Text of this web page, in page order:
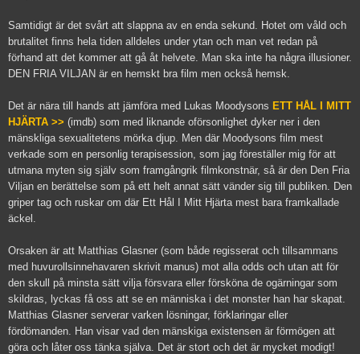
Samtidigt är det svårt att slappna av en enda sekund. Hotet om våld och
brutalitet finns hela tiden alldeles under ytan och man vet redan på
förhand att det kommer att gå åt helvete. Man ska inte ha några illusioner.
DEN FRIA VILJAN är en hemskt bra film men också hemsk.
Det är nära till hands att jämföra med Lukas Moodysons ETT HÅL I MITT
HJÄRTA >> (imdb) som med liknande oförsonlighet dyker ner i den
mänskliga sexualitetens mörka djup. Men där Moodysons film mest
verkade som en personlig terapisession, som jag föreställer mig för att
utmana myten sig själv som framgångrik filmkonstnär, så är den Den Fria
Viljan en berättelse som på ett helt annat sätt vänder sig till publiken. Den
griper tag och ruskar om där Ett Hål I Mitt Hjärta mest bara framkallade
äckel.
Orsaken är att Matthias Glasner (som både regisserat och tillsammans
med huvurollsinnehavaren skrivit manus) mot alla odds och utan att för
den skull på minsta sätt vilja försvara eller försköna de ogärningar som
skildras, lyckas få oss att se en människa i det monster han har skapat.
Matthias Glasner serverar varken lösningar, förklaringar eller
fördömanden. Han visar vad den mänskiga existensen är förmögen att
göra och låter oss tänka själva. Det är stort och det är mycket modigt!